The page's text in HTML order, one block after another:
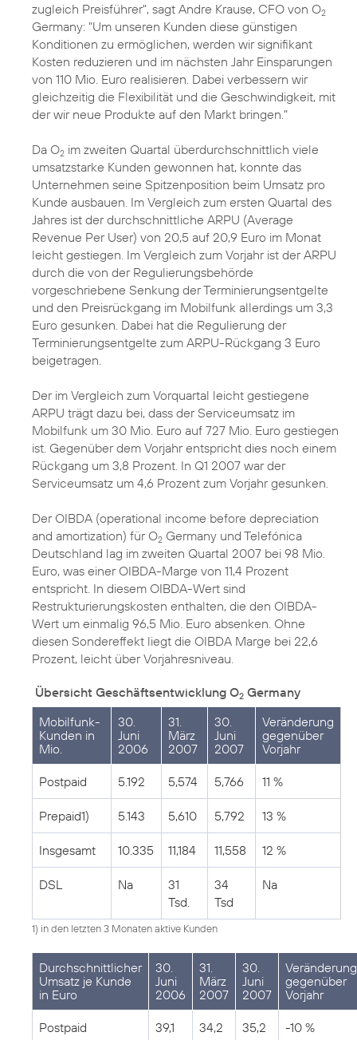
zugleich Preisführer", sagt Andre Krause, CFO von O2
Germany: "Um unseren Kunden diese günstigen
Konditionen zu ermöglichen, werden wir signifikant
Kosten reduzieren und im nächsten Jahr Einsparungen
von 110 Mio. Euro realisieren. Dabei verbessern wir
gleichzeitig die Flexibilität und die Geschwindigkeit, mit
der wir neue Produkte auf den Markt bringen."
Da O2 im zweiten Quartal überdurchschnittlich viele
umsatzstarke Kunden gewonnen hat, konnte das
Unternehmen seine Spitzenposition beim Umsatz pro
Kunde ausbauen. Im Vergleich zum ersten Quartal des
Jahres ist der durchschnittliche ARPU (Average
Revenue Per User) von 20,5 auf 20,9 Euro im Monat
leicht gestiegen. Im Vergleich zum Vorjahr ist der ARPU
durch die von der Regulierungsbehörde
vorgeschriebene Senkung der Terminierungsentgelte
und den Preisrückgang im Mobilfunk allerdings um 3,3
Euro gesunken. Dabei hat die Regulierung der
Terminierungsentgelte zum ARPU-Rückgang 3 Euro
beigetragen.
Der im Vergleich zum Vorquartal leicht gestiegene
ARPU trägt dazu bei, dass der Serviceumsatz im
Mobilfunk um 30 Mio. Euro auf 727 Mio. Euro gestiegen
ist. Gegenüber dem Vorjahr entspricht dies noch einem
Rückgang um 3,8 Prozent. In Q1 2007 war der
Serviceumsatz um 4,6 Prozent zum Vorjahr gesunken.
Der OIBDA (operational income before depreciation
and amortization) für O2 Germany und Telefónica
Deutschland lag im zweiten Quartal 2007 bei 98 Mio.
Euro, was einer OIBDA-Marge von 11,4 Prozent
entspricht. In diesem OIBDA-Wert sind
Restrukturierungskosten enthalten, die den OIBDA-
Wert um einmalig 96,5 Mio. Euro absenken. Ohne
diesen Sondereffekt liegt die OIBDA Marge bei 22,6
Prozent, leicht über Vorjahresniveau.
Übersicht Geschäftsentwicklung O2 Germany
Mobilfunk-
Kunden in
Mio.
30.
Juni
2006
31.
März
2007
30.
Juni
2007
Veränderung
gegenüber
Vorjahr
Postpaid 5.192 5,574 5,766 11 %
Prepaid1) 5.143 5,610 5,792 13 %
Insgesamt 10.335 11,184 11,558 12 %
DSL Na
31
Tsd.
34
Tsd
Na
1) in den letzten 3 Monaten aktive Kunden
Durchschnittlicher
Umsatz je Kunde
in Euro
30.
Juni
2006
31.
März
2007
30.
Juni
2007
Veränderung
gegenüber
Vorjahr
Postpaid 39,1 34,2 35,2 -10 %